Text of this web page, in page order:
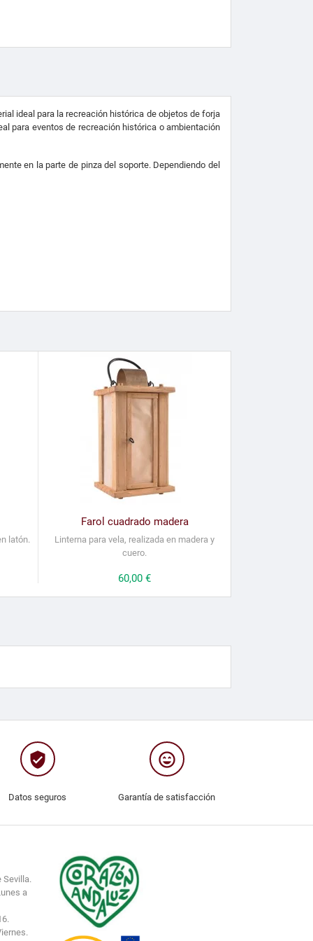
ideal para la recreación histórica de objetos de forja
para eventos de recreación histórica o ambientación
en la parte de pinza del soporte. Dependiendo del
latón.
Farol cuadrado madera
Linterna para vela, realizada en madera y
cuero.
Precio
60,00 €
verified_user
Datos seguros
sentiment_very_satisfied
Garantía de satisfacción
Sevilla.
a